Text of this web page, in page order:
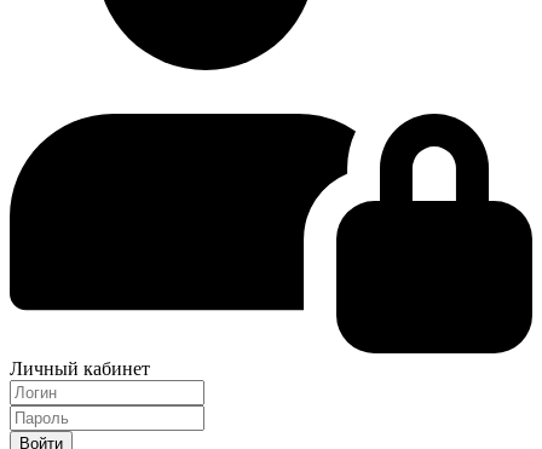
Личный кабинет